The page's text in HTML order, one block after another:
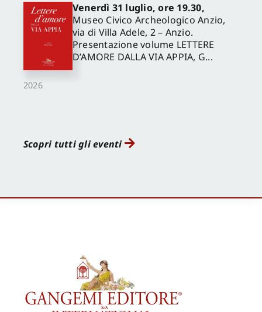
2026
Venerdì 31 luglio, ore 19.30,
Museo Civico Archeologico Anzio,
via di Villa Adele, 2 – Anzio.
Presentazione volume LETTERE
D’AMORE DALLA VIA APPIA, G...
Scopri tutti gli eventi